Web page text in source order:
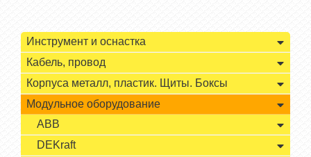
Инструмент и оснастка
Кабель, провод
Корпуса металл, пластик. Щиты. Боксы
Модульное оборудование
ABB
DEKraft